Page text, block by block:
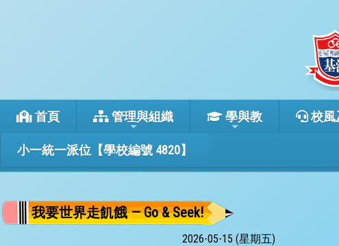
首頁 管理與組織 學與教 校風
小一統一派位【學校編號 4820】
我要世界走飢餓 — Go & Seek!
2026-05-15 (星期五)